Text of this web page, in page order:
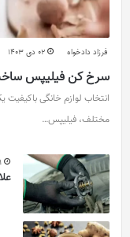
فرزاد دادخواه 02 دی 1403
سرخ کن فیلیپس
انتخاب لوازم خانگی
مختلف، فیلیپس…